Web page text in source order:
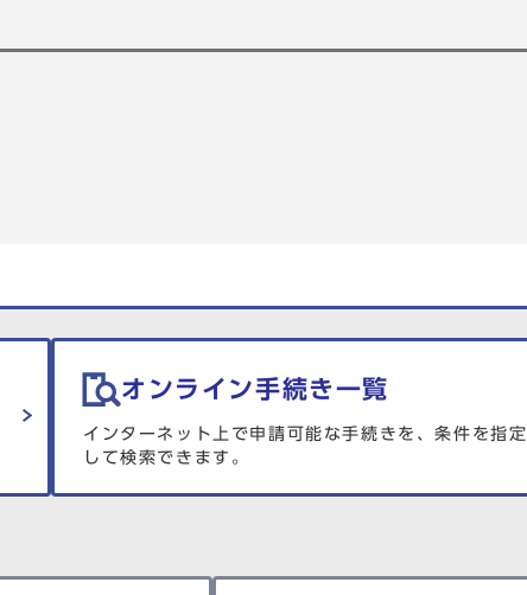
オンライン手続き一覧
インターネット上で申請可能な手続きを、条件を指定
して検索できます。